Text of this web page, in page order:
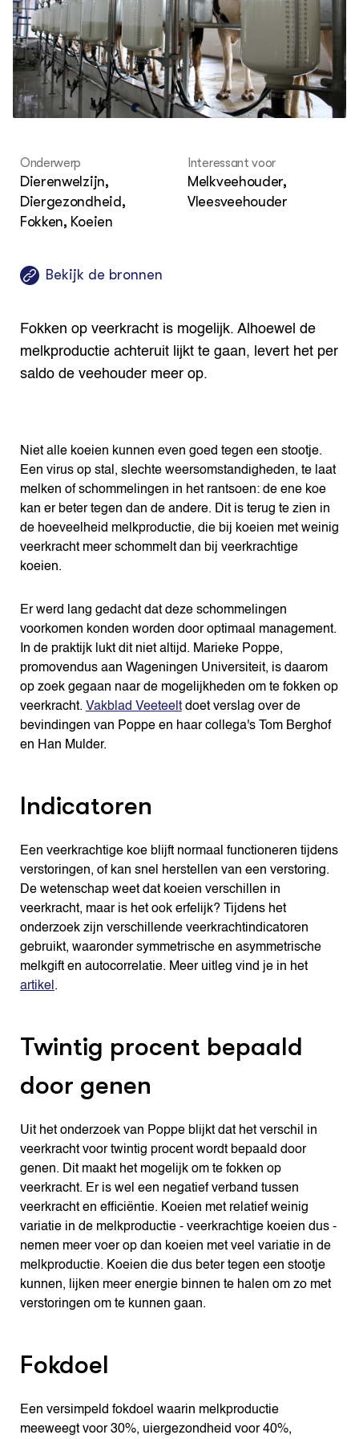
ZIE OOK
In de regio
Projecten
Lectoraten
Practoraten
LEREN
Wiki Groen Kennisnet
Contact
Search the Knowledge base
Onderwerp
Dierenwelzijn,
Diergezondheid,
Fokken, Koeien
Interessant voor
Melkveehouder,
Vleesveehouder
Bekijk de bronnen
Fokken op veerkracht is mogelijk. Alhoewel de
melkproductie achteruit lijkt te gaan, levert het per
saldo de veehouder meer op.
Niet alle koeien kunnen even goed tegen een stootje.
Een virus op stal, slechte weersomstandigheden, te laat
melken of schommelingen in het rantsoen: de ene koe
kan er beter tegen dan de andere. Dit is terug te zien in
de hoeveelheid melkproductie, die bij koeien met weinig
veerkracht meer schommelt dan bij veerkrachtige
koeien.
Er werd lang gedacht dat deze schommelingen
voorkomen konden worden door optimaal management.
In de praktijk lukt dit niet altijd. Marieke Poppe,
promovendus aan Wageningen Universiteit, is daarom
op zoek gegaan naar de mogelijkheden om te fokken op
veerkracht. Vakblad Veeteeltdoet verslag over de
bevindingen van Poppe en haar collega's Tom Berghof
en Han Mulder.
Indicatoren
Een veerkrachtige koe blijft normaal functioneren tijdens
verstoringen, of kan snel herstellen van een verstoring.
De wetenschap weet dat koeien verschillen in
veerkracht, maar is het ook erfelijk? Tijdens het
onderzoek zijn verschillende veerkrachtindicatoren
gebruikt, waaronder symmetrische en asymmetrische
melkgift en autocorrelatie. Meer uitleg vind je in het
artikel .
Twintig procent bepaald
door genen
Uit het onderzoek van Poppe blijkt dat het verschil in
veerkracht voor twintig procent wordt bepaald door
genen. Dit maakt het mogelijk om te fokken op
veerkracht. Er is wel een negatief verband tussen
veerkracht en efficiëntie. Koeien met relatief weinig
variatie in de melkproductie - veerkrachtige koeien dus -
nemen meer voer op dan koeien met veel variatie in de
melkproductie. Koeien die dus beter tegen een stootje
kunnen, lijken meer energie binnen te halen om zo met
verstoringen om te kunnen gaan.
Fokdoel
Een versimpeld fokdoel waarin melkproductie
meeweegt voor 30%, uiergezondheid voor 40%,